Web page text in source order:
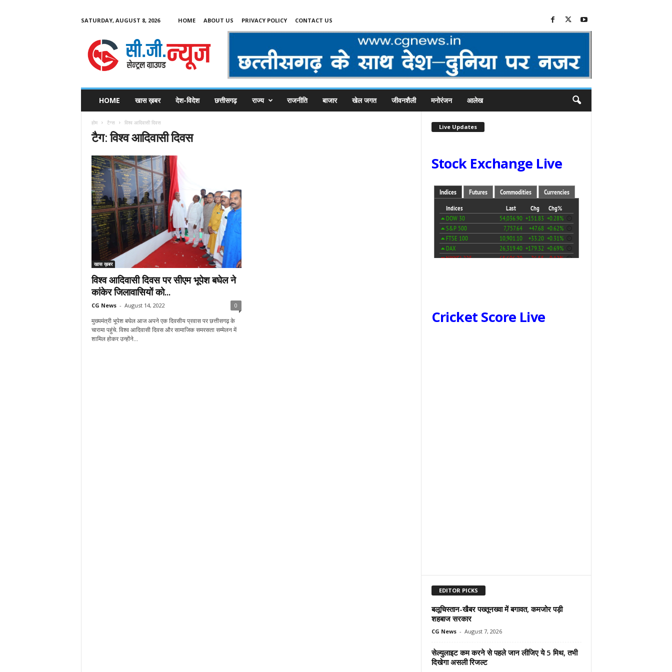
SATURDAY, AUGUST 8, 2026 HOME ABOUT US PRIVACY POLICY CONTACT US
C
HOME खास ख़बर देश-विदेश छत्तीसगढ़ राज्य राजनीति बाजार खेल जगत जीवनशैली मनोरंजन आलेख
होम टैग्स विश्व आदिवासी दिवस
टैग: विश्व आदिवासी दिवस
खास ख़बर
विश्व आदिवासी दिवस पर सीएम भूपेश बघेल ने
कांकेर जिलावासियों को...
CG News - August 14, 2022 0
मुख्यमंत्री भूपेश बघेल आज अपने एक दिवसीय प्रवास पर छत्तीसगढ़ के
चारामा पहुंचे. विश्व आदिवासी दिवस और सामाजिक समरसता सम्मेलन में
शामिल होकर उन्होंने...
Live Updates
Stock Exchange Live
Cricket Score Live
EDITOR PICKS
बलूचिस्तान-खैबर पख्तूनख्वा में बगावत, कमजोर पड़ी
शहबाज सरकार
CG News - August 7, 2026
सेल्युलाइट कम करने से पहले जान लीजिए ये 5 मिथ, तभी
दिखेगा असली रिजल्ट